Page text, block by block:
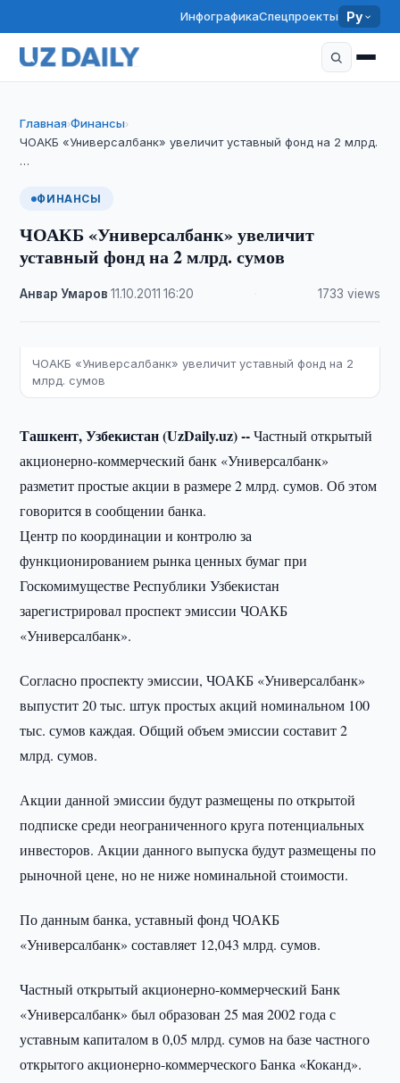
ИнфографикаСпецпроекты Ру
Главная›Финансы›
ЧОАКБ «Универсалбанк» увеличит уставный фонд на 2 млрд.
…
ФИНАНСЫ
ЧОАКБ «Универсалбанк» увеличит
уставный фонд на 2 млрд. сумов
Анвар Умаров ·11.10.2011 ·16:20 1733 views
ЧОАКБ «Универсалбанк» увеличит уставный фонд на 2
млрд. сумов
Ташкент, Узбекистан (UzDaily.uz) --Частный открытый
акционерно-коммерческий банк «Универсалбанк»
разметит простые акции в размере 2 млрд. сумов. Об этом
говорится в сообщении банка.
Центр по координации и контролю за
функционированием рынка ценных бумаг при
Госкомимуществе Республики Узбекистан
зарегистрировал проспект эмиссии ЧОАКБ
«Универсалбанк».
Согласно проспекту эмиссии, ЧОАКБ «Универсалбанк»
выпустит 20 тыс. штук простых акций номинальном 100
тыс. сумов каждая. Общий объем эмиссии составит 2
млрд. сумов.
Акции данной эмиссии будут размещены по открытой
подписке среди неограниченного круга потенциальных
инвесторов. Акции данного выпуска будут размещены по
рыночной цене, но не ниже номинальной стоимости.
По данным банка, уставный фонд ЧОАКБ
«Универсалбанк» составляет 12,043 млрд. сумов.
Частный открытый акционерно-коммерческий Банк
«Универсалбанк» был образован 25 мая 2002 года с
уставным капиталом в 0,05 млрд. сумов на базе частного
открытого акционерно-коммерческого Банка «Коканд».